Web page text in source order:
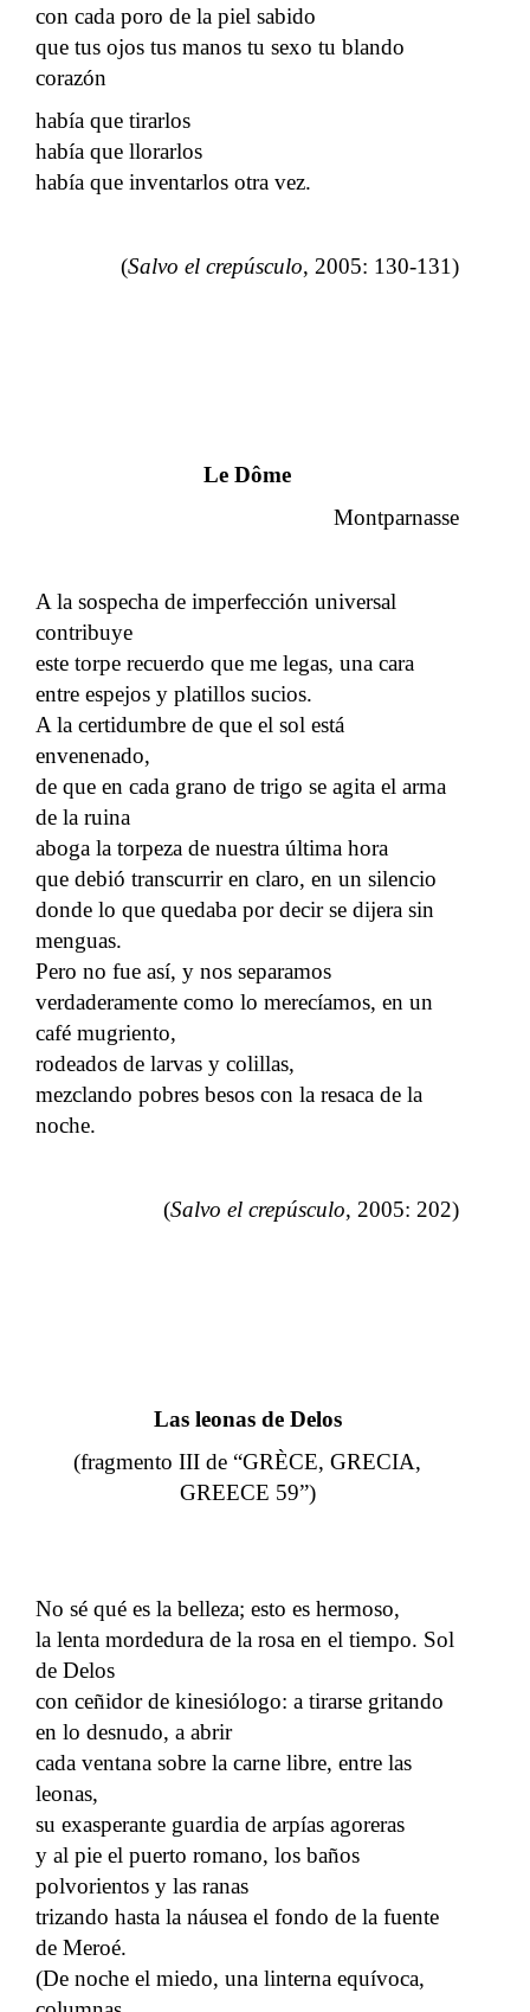
con cada poro de la piel sabido
que tus ojos tus manos tu sexo tu blando
corazón
había que tirarlos
había que llorarlos
había que inventarlos otra vez.
(Salvo el crepúsculo, 2005: 130-131)
Le Dôme
Montparnasse
A la sospecha de imperfección universal
contribuye
este torpe recuerdo que me legas, una cara
entre espejos y platillos sucios.
A la certidumbre de que el sol está
envenenado,
de que en cada grano de trigo se agita el arma
de la ruina
aboga la torpeza de nuestra última hora
que debió transcurrir en claro, en un silencio
donde lo que quedaba por decir se dijera sin
menguas.
Pero no fue así, y nos separamos
verdaderamente como lo merecíamos, en un
café mugriento,
rodeados de larvas y colillas,
mezclando pobres besos con la resaca de la
noche.
(Salvo el crepúsculo, 2005: 202)
Las leonas de Delos
(fragmento III de “GRÈCE, GRECIA,
GREECE 59”)
No sé qué es la belleza; esto es hermoso,
la lenta mordedura de la rosa en el tiempo. Sol
de Delos
con ceñidor de kinesiólogo: a tirarse gritando
en lo desnudo, a abrir
cada ventana sobre la carne libre, entre las
leonas,
su exasperante guardia de arpías agoreras
y al pie el puerto romano, los baños
polvorientos y las ranas
trizando hasta la náusea el fondo de la fuente
de Meroé.
(De noche el miedo, una linterna equívoca,